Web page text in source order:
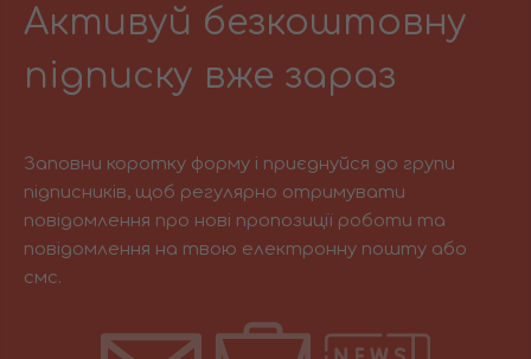
Активуй безкоштовну
підписку вже зараз
Заповни коротку форму і приєднуйся до групи
підписників, щоб регулярно отримувати
повідомлення про нові пропозиції роботи та
повідомлення на твою електронну пошту або
смс.